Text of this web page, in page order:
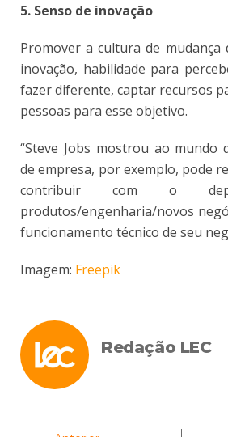
5. Senso de inovação
Promover a cultura de mudança
inovação, habilidade para
fazer diferente, captar recursos
pessoas para esse objetivo.
“Steve Jobs mostrou ao mundo
de empresa, por exemplo, pode
contribuir com o
produtos/engenharia/novos
funcionamento técnico de seu
Imagem: Freepik
Redação LEC